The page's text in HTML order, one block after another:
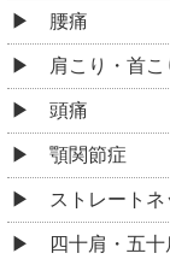
腰痛
肩こり・首こ
頭痛
顎関節症
ストレートネ
四十肩・五十